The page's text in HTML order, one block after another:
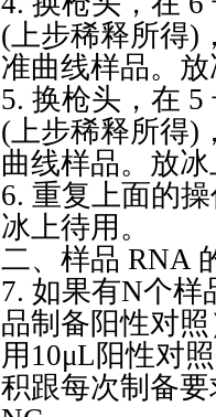
(上步稀释所得)
准曲线样品。
5. 换枪头，在 5
(上步稀释所得)
曲线样品。放
6. 重复上面的
冰上待用。
二、样品 RNA
7. 如果有N个样
品制备阳性对
用10μL阳性对
积跟每次制备